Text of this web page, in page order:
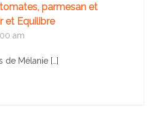
parmesan et
et Equilibre
am
de Mélanie […]